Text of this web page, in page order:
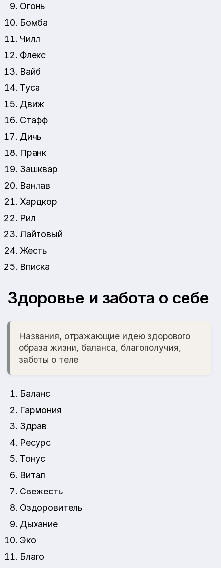
Огонь
Бомба
Чилл
Флекс
Вайб
Туса
Движ
Стафф
Дичь
Пранк
Зашквар
Ванлав
Хардкор
Рил
Лайтовый
Жесть
Вписка
Здоровье и забота о себе
Названия, отражающие идею здорового
образа жизни, баланса, благополучия,
заботы о теле
Баланс
Гармония
Здрав
Ресурс
Тонус
Витал
Свежесть
Оздоровитель
Дыхание
Эко
Благо